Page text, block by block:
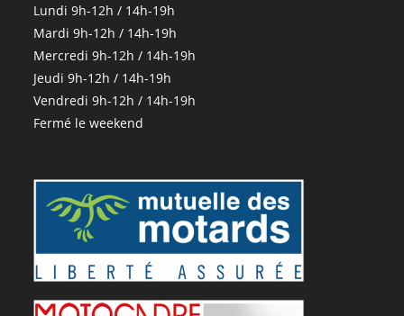
Lundi 9h-12h / 14h-19h
Mardi 9h-12h / 14h-19h
Mercredi 9h-12h / 14h-19h
Jeudi 9h-12h / 14h-19h
Vendredi 9h-12h / 14h-19h
Fermé le weekend